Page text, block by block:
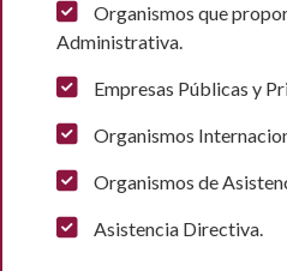
Organismos que
Administrativa.
Empresas Públicas y
Organismos
Organismos de
Asistencia Directiva.